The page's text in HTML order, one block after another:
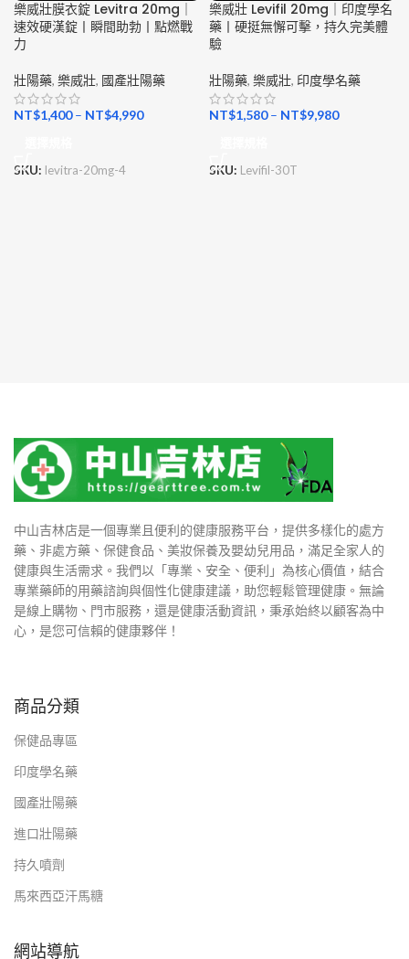
樂威壯膜衣錠 Levitra 20mg｜
速效硬漢錠丨瞬間助勃丨點燃戰
力
壯陽藥, 樂威壯, 國產壯陽藥
NT$1,400– NT$4,990
SKU: levitra-20mg-4
樂威壯 Levifil 20mg｜印度學名
藥丨硬挺無懈可擊，持久完美體
驗
壯陽藥, 樂威壯, 印度學名藥
NT$1,580– NT$9,980
SKU: Levifil-30T
中山吉林店是一個專業且便利的健康服務平台，提供多樣化的處方
藥、非處方藥、保健食品、美妝保養及嬰幼兒用品，滿足全家人的
健康與生活需求。我們以「專業、安全、便利」為核心價值，結合
專業藥師的用藥諮詢與個性化健康建議，助您輕鬆管理健康。無論
是線上購物、門市服務，還是健康活動資訊，秉承始終以顧客為中
心，是您可信賴的健康夥伴！
商品分類
保健品專區
印度學名藥
國產壯陽藥
進口壯陽藥
持久噴劑
馬來西亞汗馬糖
網站導航